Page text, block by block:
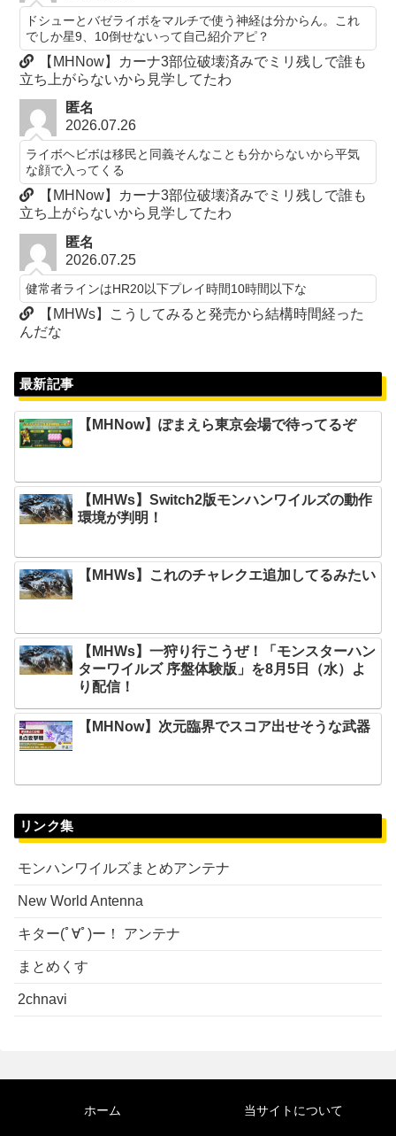
ドシューとバゼライボをマルチで使う神経は分からん。これ
でしか星9、10倒せないって自己紹介アピ？
【MHNow】カーナ3部位破壊済みでミリ残しで誰も
立ち上がらないから見学してたわ
匿名
2026.07.26
ライボヘビボは移民と同義そんなことも分からないから平気
な顔で入ってくる
【MHNow】カーナ3部位破壊済みでミリ残しで誰も
立ち上がらないから見学してたわ
匿名
2026.07.25
健常者ラインはHR20以下プレイ時間10時間以下な
【MHWs】こうしてみると発売から結構時間経った
んだな
最新記事
【MHNow】ぽまえら東京会場で待ってるぞ
【MHWs】Switch2版モンハンワイルズの動作
環境が判明！
【MHWs】これのチャレクエ追加してるみたい
【MHWs】一狩り行こうぜ！「モンスターハン
ターワイルズ 序盤体験版」を8月5日（水）よ
り配信！
【MHNow】次元臨界でスコア出せそうな武器
リンク集
モンハンワイルズまとめアンテナ
New World Antenna
キター(ﾟ∀ﾟ)ー！ アンテナ
まとめくす
2chnavi
ホーム 当サイトについて